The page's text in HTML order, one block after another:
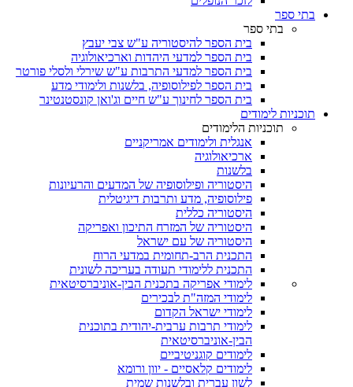
בתי ספר
בתי ספר
בית הספר להיסטוריה ע"ש צבי יעבץ
בית הספר למדעי היהדות וארכיאולוגיה
בית הספר למדעי התרבות ע"ש שירלי ולסלי פורטר
בית הספר לפילוסופיה, בלשנות ולימודי מדע
בית הספר לחינוך ע"ש חיים וג'ואן קונסטנטינר
תוכניות לימודים
תוכניות הלימודים
אנגלית ולימודים אמריקניים
ארכיאולוגיה
בלשנות
היסטוריה ופילוסופיה של המדעים והרעיונות
פילוסופיה, מדע ותרבות דיגיטלית
היסטוריה כללית
היסטוריה של המזרח התיכון ואפריקה
היסטוריה של עם ישראל
התכנית הרב-תחומית במדעי הרוח
התכנית ללימודי תעודה בעריכה לשונית
לימודי אפריקה בתכנית הבין-אוניברסיטאית
לימודי המזה"ת לבכירים
לימודי ישראל הקדום
לימודי תרבות ערבית-יהודית בתוכנית
הבין-אוניברסיטאית
לימודים קוגניטיביים
לימודים קלאסיים - יוון ורומא
לשון עברית ובלשנות שמית